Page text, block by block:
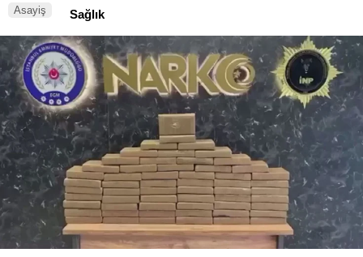
Sağlık
Teknoloji
Spor
Yerel Haberler
Faydalı Bilgiler
Asayiş